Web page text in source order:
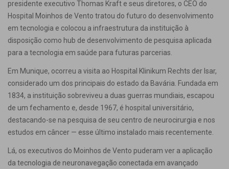
presidente executivo Thomas Kraft e seus diretores, o CEO do
Hospital Moinhos de Vento tratou do futuro do desenvolvimento
em tecnologia e colocou a infraestrutura da instituição à
disposição como hub de desenvolvimento de pesquisa aplicada
para a tecnologia em saúde para futuras parcerias.
Em Munique, ocorreu a visita ao Hospital Klinikum Rechts der Isar,
considerado um dos principais do estado da Bavária. Fundada em
1834, a instituição sobreviveu a duas guerras mundiais, escapou
de um fechamento e, desde 1967, é hospital universitário,
destacando-se na pesquisa de seu centro de neurocirurgia e nos
estudos em câncer — esse último instalado mais recentemente.
Lá, os executivos do Moinhos de Vento puderam ver a aplicação
da tecnologia de neuronavegação conectada em avançado